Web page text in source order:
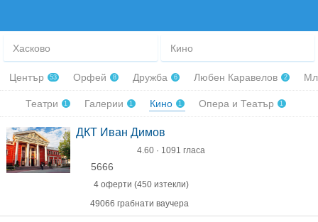
Хасково Кино
Център 53 Орфей 8 Дружба 6 Любен Каравелов 2
Театри 1 Галерии 1 Кино 1 Опера и Театър 1
ДКТ Иван Димов
4.60 · 1091 гласа
5666
4 оферти (450 изтекли)
49066 грабнати ваучера